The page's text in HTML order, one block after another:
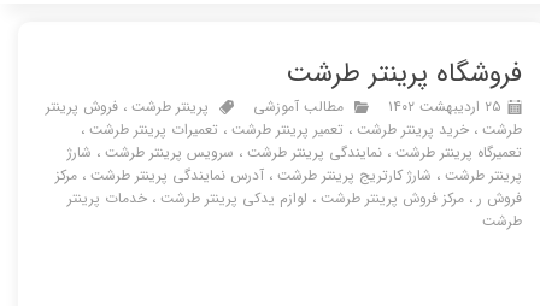
فروشگاه پرینتر طرشت
۲۵ اردیبهشت ۱۴۰۲ مطالب آموزشی پرینتر طرشت ، فروش پرینتر
طرشت ، خرید پرینتر طرشت ، تعمیر پرینتر طرشت ، تعمیرات پرینتر طرشت ،
تعمیرگاه پرینتر طرشت ، نمایندگی پرینتر طرشت ، سرویس پرینتر طرشت ، شارژ
پرینتر طرشت ، شارژ کارتریج پرینتر طرشت ، آدرس نمایندگی پرینتر طرشت ، مرکز
فروش ر ، مرکز فروش پرینتر طرشت ، لوازم یدکی پرینتر طرشت ، خدمات پرینتر
طرشت